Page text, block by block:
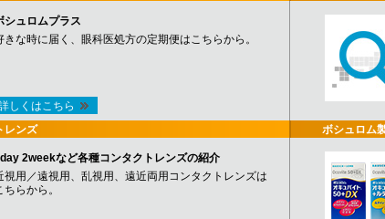
シュロムプラス
きな時に届く、眼科医処方の定期便はこちらから。
しくはこちら
レンズ
2weekなど各種コンタクトレンズの紹介
視用／遠視用、乱視用、遠近両用コンタクトレンズは
ちらから。
ボシュロム